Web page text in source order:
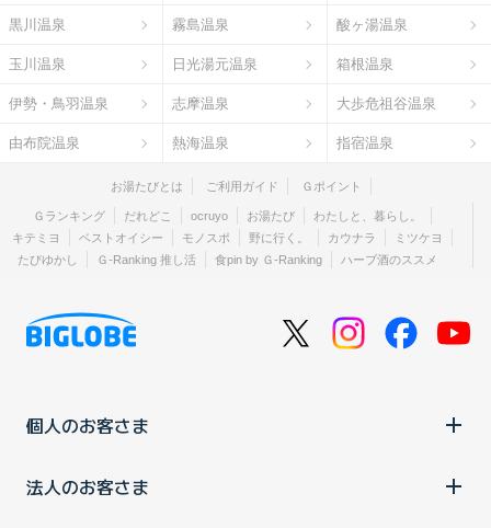
黒川温泉 霧島温泉 酸ヶ湯温泉
玉川温泉 日光湯元温泉 箱根温泉
伊勢・鳥羽温泉 志摩温泉 大歩危祖谷温泉
由布院温泉 熱海温泉 指宿温泉
お湯たびとは ご利用ガイド Ｇポイント
Ｇランキング だれどこ ocruyo お湯たび
わたしと、暮らし。
キテミヨ
ベストオイシー モノスポ 野に行く。 カウナラ
ミツケヨ
たびゆかし
Ｇ-Ranking 推し活 食pin by Ｇ-Ranking ハーブ酒のススメ
個人のお客さま
法人のお客さま